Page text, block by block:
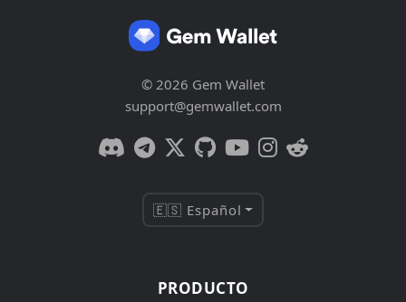
© 2026 Gem Wallet
support@gemwallet.com
🇪🇸 Español
PRODUCTO